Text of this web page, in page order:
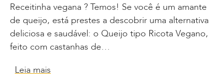
Receitinha vegana ? Temos! Se você é um amante
de queijo, está prestes a descobrir uma alternativa
deliciosa e saudável: o Queijo tipo Ricota Vegano,
feito com castanhas de…
Leia mais